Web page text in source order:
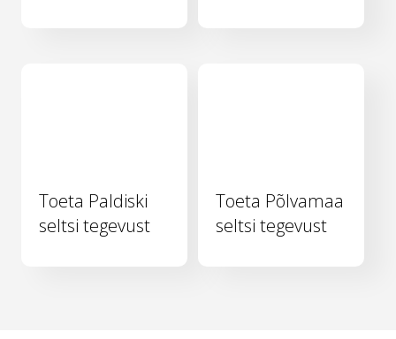
Toeta Paldiski
seltsi tegevust
Toeta Põlvamaa
seltsi tegevust